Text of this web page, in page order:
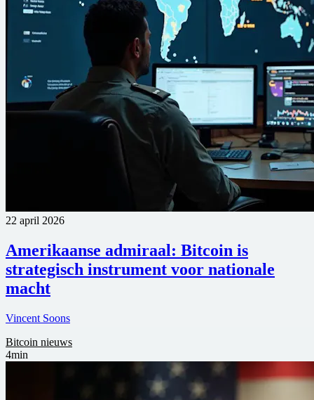
22 april 2026
Amerikaanse admiraal: Bitcoin is
strategisch instrument voor nationale
macht
Vincent Soons
Bitcoin nieuws
4min